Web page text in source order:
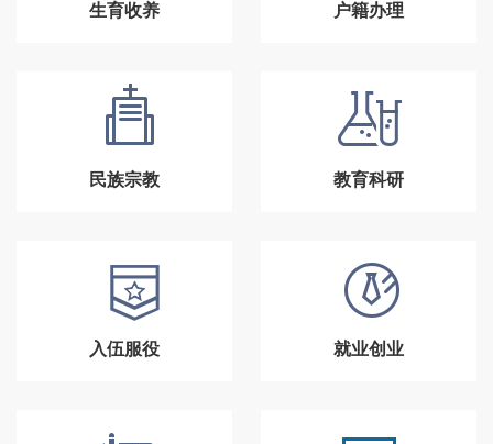
生育收养 户籍办理
民族宗教 教育科研
入伍服役 就业创业